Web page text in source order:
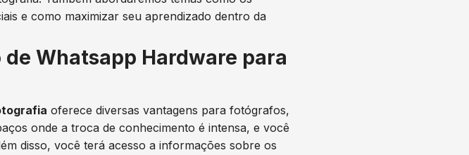
e como maximizar seu aprendizado dentro da
Whatsapp Hardware para
oferece diversas vantagens para fotógrafos,
onde a troca de conhecimento é intensa, e você
disso, você terá acesso a informações sobre os